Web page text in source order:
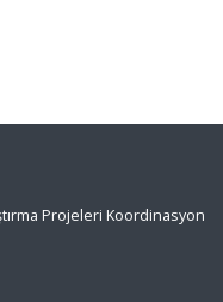
Projeleri Koordinasyon